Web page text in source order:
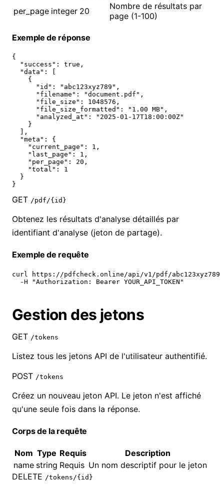
per_page integer 20
Nombre de résultats par
page (1-100)
Exemple de réponse
{
  "success": true,
  "data": [
    {
      "id": "abc123xyz789",
      "filename": "document.pdf",
      "file_size": 1048576,
      "file_size_formatted": "1.00 MB",
      "analyzed_at": "2025-01-17T18:00:00Z"
    }
  ],
  "meta": {
    "current_page": 1,
    "last_page": 1,
    "per_page": 20,
    "total": 1
  }
}
GET /pdf/{id}
Obtenez les résultats d'analyse détaillés par
identifiant d'analyse (jeton de partage).
Exemple de requête
curl https://pdfcheck.online/api/v1/pdf/
  -H "Authorization: Bearer YOUR_API_TOKEN"
Gestion des jetons
GET /tokens
Listez tous les jetons API de l'utilisateur authentifié.
POST /tokens
Créez un nouveau jeton API. Le jeton n'est affiché
qu'une seule fois dans la réponse.
Corps de la requête
Nom Type Requis
Description
name string Requis Un nom descriptif pour le jeton
DELETE /tokens/{id}